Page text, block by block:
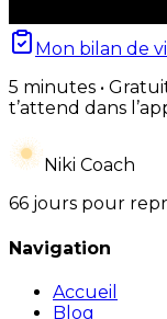
Mon bilan de
5 minutes •
t’attend dans
Niki Coach
66 jours pour
Navigation
Accueil
Blog